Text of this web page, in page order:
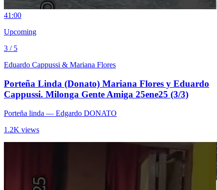
41:00
Upcoming
3 / 5
Eduardo Cappussi & Mariana Flores
Porteña Linda (Donato) Mariana Flores y Eduardo
Cappussi. Milonga Gente Amiga 25ene25 (3/3)
Porteña linda — Edgardo DONATO
1.2K views